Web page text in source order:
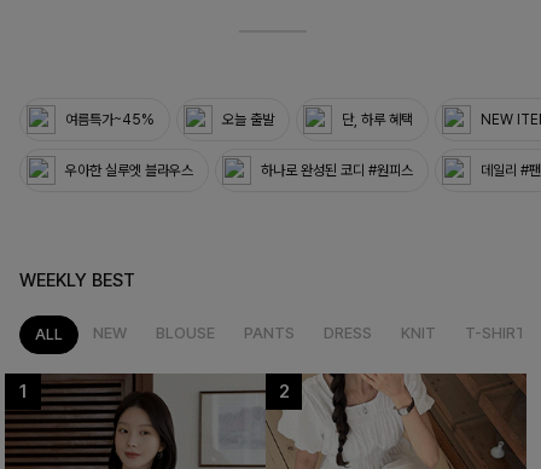
여름특가~45% 오늘 출발 단, 하루 혜택 NEW
우아한 실루엣 블라우스 하나로 완성된 코디 #원피스 데일리 #
WEEKLY BEST
ALL NEW BLOUSE PANTS DRESS KNIT T-SHIRT